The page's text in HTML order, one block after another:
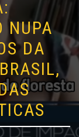
NUPA
DA